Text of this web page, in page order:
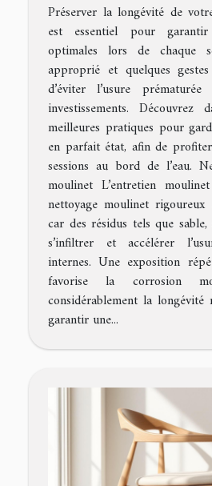
Préserver la longévité de
est essentiel pour
optimales lors de chaque
approprié et quelques
d’éviter l’usure
investissements.
meilleures pratiques pour
en parfait état, afin de
sessions au bord de l’eau.
moulinet L’entretien
nettoyage moulinet rigoureux
car des résidus tels que
s’infiltrer et accélérer
internes. Une exposition
favorise la corrosion
considérablement la
garantir une...